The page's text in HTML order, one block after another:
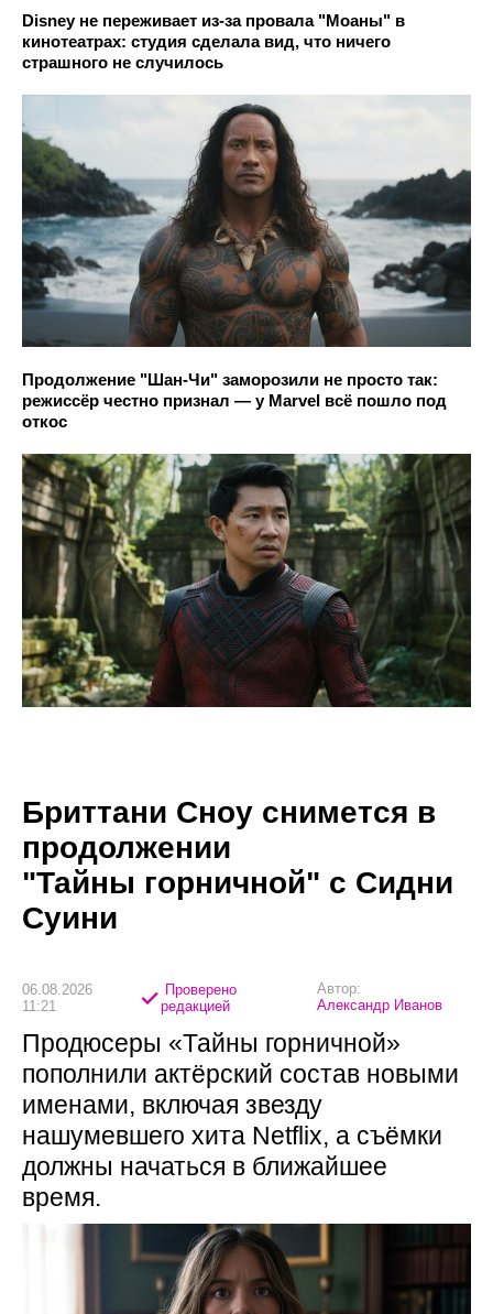
Disney не переживает из-за провала "Моаны" в
кинотеатрах: студия сделала вид, что ничего
страшного не случилось
Продолжение "Шан-Чи" заморозили не просто так:
режиссёр честно признал — у Marvel всё пошло под
откос
Бриттани Сноу снимется в
продолжении
"Тайны горничной" с Сидни
Суини
06.08.2026
11:21
Проверено
редакцией
Автор:
Александр Иванов
Продюсеры «Тайны горничной»
пополнили актёрский состав новыми
именами, включая звезду
нашумевшего хита Netflix, а съёмки
должны начаться в ближайшее
время.